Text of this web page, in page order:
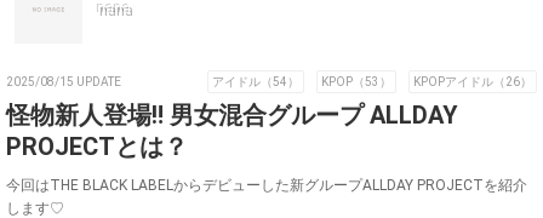
nana
2025/08/15 UPDATE アイドル（54） KPOP（53） KPOPアイドル（26）
怪物新人登場‼ 男女混合グループ ALLDAY
PROJECTとは？
今回はTHE BLACK LABELからデビューした新グループALLDAY PROJECTを紹介
します♡